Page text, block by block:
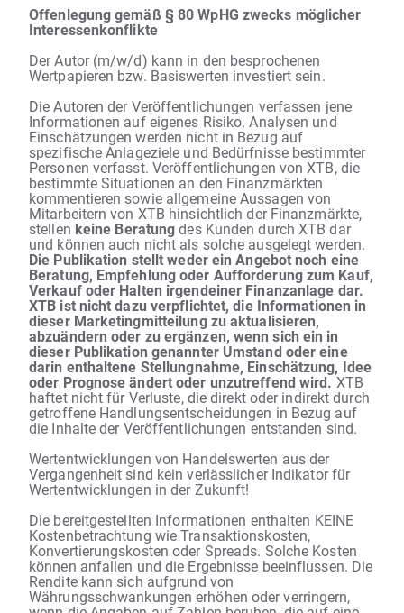
Offenlegung gemäß § 80 WpHG zwecks möglicher
Interessenkonflikte
Der Autor (m/w/d) kann in den besprochenen
Wertpapieren bzw. Basiswerten investiert sein.
Die Autoren der Veröffentlichungen verfassen jene
Informationen auf eigenes Risiko. Analysen und
Einschätzungen werden nicht in Bezug auf
spezifische Anlageziele und Bedürfnisse bestimmter
Personen verfasst. Veröffentlichungen von XTB, die
bestimmte Situationen an den Finanzmärkten
kommentieren sowie allgemeine Aussagen von
Mitarbeitern von XTB hinsichtlich der Finanzmärkte,
stellen keine Beratungdes Kunden durch XTB dar
und können auch nicht als solche ausgelegt werden.
Die Publikation stellt weder ein Angebot noch eine
Beratung, Empfehlung oder Aufforderung zum Kauf,
Verkauf oder Halten irgendeiner Finanzanlage dar.
XTB ist nicht dazu verpflichtet, die Informationen in
dieser Marketingmitteilung zu aktualisieren,
abzuändern oder zu ergänzen, wenn sich ein in
dieser Publikation genannter Umstand oder eine
darin enthaltene Stellungnahme, Einschätzung, Idee
oder Prognose ändert oder unzutreffend wird. XTB
haftet nicht für Verluste, die direkt oder indirekt durch
getroffene Handlungsentscheidungen in Bezug auf
die Inhalte der Veröffentlichungen entstanden sind.
Wertentwicklungen von Handelswerten aus der
Vergangenheit sind kein verlässlicher Indikator für
Wertentwicklungen in der Zukunft!
Die bereitgestellten Informationen enthalten KEINE
Kostenbetrachtung wie Transaktionskosten,
Konvertierungskosten oder Spreads. Solche Kosten
können anfallen und die Ergebnisse beeinflussen. Die
Rendite kann sich aufgrund von
Währungsschwankungen erhöhen oder verringern,